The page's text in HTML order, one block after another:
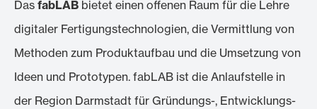
Das fabLAB bietet einen offenen Raum für die Lehre
digitaler Fertigungstechnologien, die Vermittlung von
Methoden zum Produktaufbau und die Umsetzung von
Ideen und Prototypen. fabLAB ist die Anlaufstelle in
der Region Darmstadt für Gründungs-, Entwicklungs-